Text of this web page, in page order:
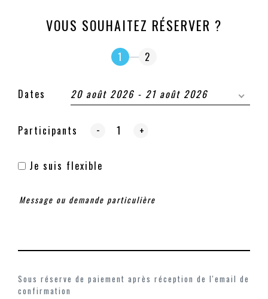
VOUS SOUHAITEZ RÉSERVER ?
1 2
Dates 20 août 2026 - 21 août 2026
Participants - +
Je suis flexible
Sous réserve de paiement après réception de l'email de
confirmation